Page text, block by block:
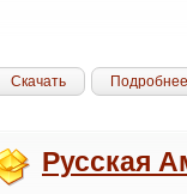
Скачать Подробнее
Русская